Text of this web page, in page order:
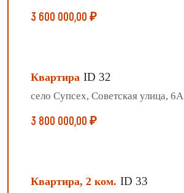
3 600 000,00 ₽
Квартира ID 32
село Супсех, Советская улица, 6А
3 800 000,00 ₽
Квартира, 2 ком. ID 33